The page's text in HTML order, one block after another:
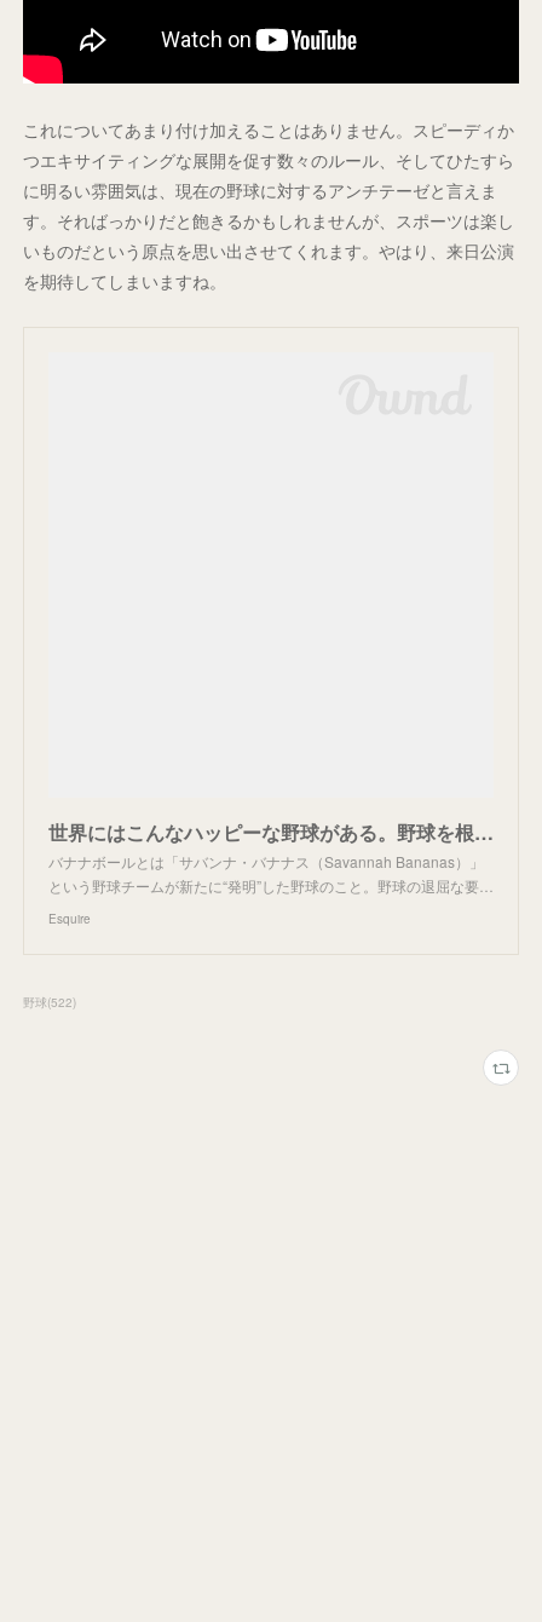
これについてあまり付け加えることはありません。スピーディか
つエキサイティングな展開を促す数々のルール、そしてひたすら
に明るい雰囲気は、現在の野球に対するアンチテーゼと言えま
す。そればっかりだと飽きるかもしれませんが、スポーツは楽し
いものだという原点を思い出させてくれます。やはり、来日公演
を期待してしまいますね。
世界にはこんなハッピーな野球がある。野球を根底から変えた「サバンナ・バナナス」のありえない話｜エスクァイア日本版
バナナボールとは「サバンナ・バナナス（Savannah Bananas）」
という野球チームが新たに“発明”した野球のこと。野球の退屈な要…
Esquire
野球(522)